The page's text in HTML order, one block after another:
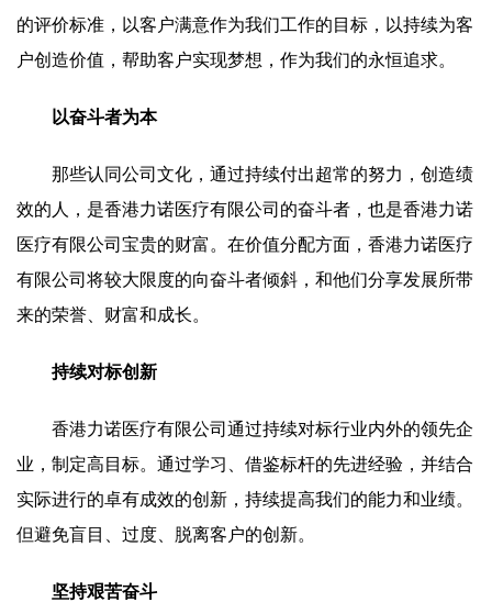
的评价标准，以客户满意作为我们工作的目标，以持续为客
户创造价值，帮助客户实现梦想，作为我们的永恒追求。
以奋斗者为本
那些认同公司文化，通过持续付出超常的努力，创造绩
效的人，是香港力诺医疗有限公司的奋斗者，也是香港力诺
医疗有限公司宝贵的财富。在价值分配方面，香港力诺医疗
有限公司将较大限度的向奋斗者倾斜，和他们分享发展所带
来的荣誉、财富和成长。
持续对标创新
香港力诺医疗有限公司通过持续对标行业内外的领先企
业，制定高目标。通过学习、借鉴标杆的先进经验，并结合
实际进行的卓有成效的创新，持续提高我们的能力和业绩。
但避免盲目、过度、脱离客户的创新。
坚持艰苦奋斗